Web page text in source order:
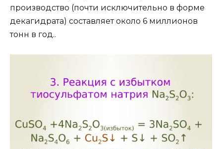
производство (почти исключительно в форме
декагидрата) составляет около 6 миллионов
тонн в год..